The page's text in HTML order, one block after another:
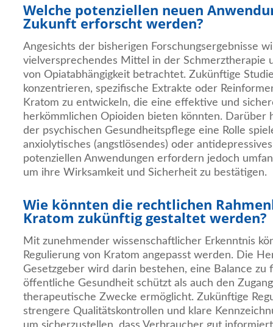
Welche potenziellen neuen
Zukunft erforscht werden?
Angesichts der bisherigen Forschungsergebnisse
vielversprechendes Mittel in der Schmerztherapie
von Opiatabhängigkeit betrachtet. Zukünftige
konzentrieren, spezifische Extrakte oder
Kratom zu entwickeln, die eine effektive und
herkömmlichen Opioiden bieten könnten. Darüber
der psychischen Gesundheitspflege eine Rolle
anxiolytisches (angstlösendes) oder
potenziellen Anwendungen erfordern jedoch
um ihre Wirksamkeit und Sicherheit zu bestätigen.
Wie könnten die rechtlichen
Kratom zukünftig gestaltet werden?
Mit zunehmender wissenschaftlicher Erkenntnis
Regulierung von Kratom angepasst werden. Die
Gesetzgeber wird darin bestehen, eine Balance zu
öffentliche Gesundheit schützt als auch den
therapeutische Zwecke ermöglicht. Zukünftige
strengere Qualitätskontrollen und klare
um sicherzustellen, dass Verbraucher gut